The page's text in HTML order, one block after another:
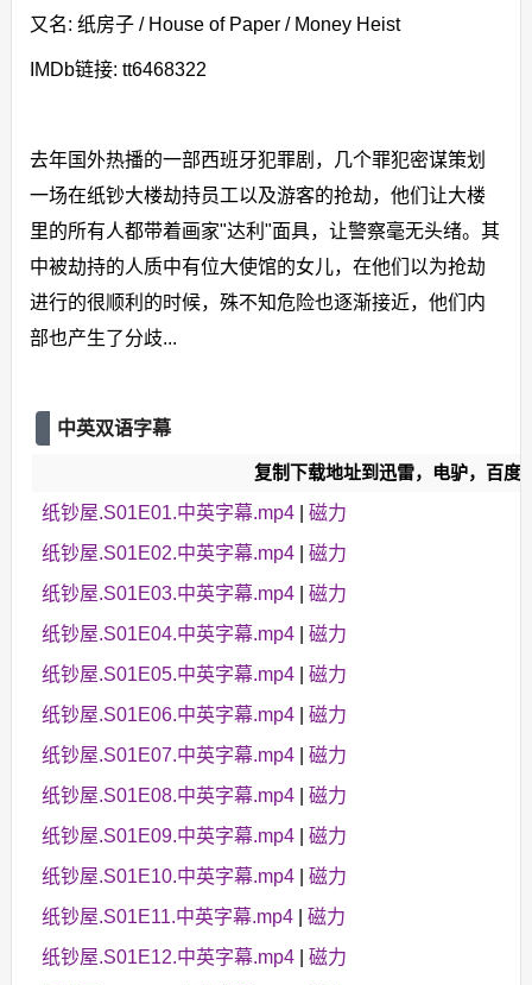
又名: 纸房子 / House of Paper / Money Heist
IMDb链接: tt6468322
去年国外热播的一部西班牙犯罪剧，几个罪犯密谋策划
一场在纸钞大楼劫持员工以及游客的抢劫，他们让大楼
里的所有人都带着画家"达利"面具，让警察毫无头绪。其
中被劫持的人质中有位大使馆的女儿，在他们以为抢劫
进行的很顺利的时候，殊不知危险也逐渐接近，他们内
部也产生了分歧...
中英双语字幕
复制下载地址到迅雷，电驴，百度
纸钞屋.S01E01.中英字幕.mp4| 磁力
纸钞屋.S01E02.中英字幕.mp4| 磁力
纸钞屋.S01E03.中英字幕.mp4| 磁力
纸钞屋.S01E04.中英字幕.mp4| 磁力
纸钞屋.S01E05.中英字幕.mp4| 磁力
纸钞屋.S01E06.中英字幕.mp4| 磁力
纸钞屋.S01E07.中英字幕.mp4| 磁力
纸钞屋.S01E08.中英字幕.mp4| 磁力
纸钞屋.S01E09.中英字幕.mp4| 磁力
纸钞屋.S01E10.中英字幕.mp4| 磁力
纸钞屋.S01E11.中英字幕.mp4| 磁力
纸钞屋.S01E12.中英字幕.mp4| 磁力